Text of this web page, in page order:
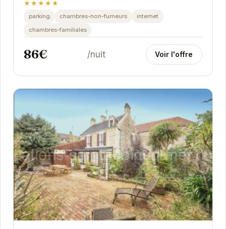
★★★★★
parking chambres-non-fumeurs
internet
chambres-familiales
86€ /nuit Voir l'offre